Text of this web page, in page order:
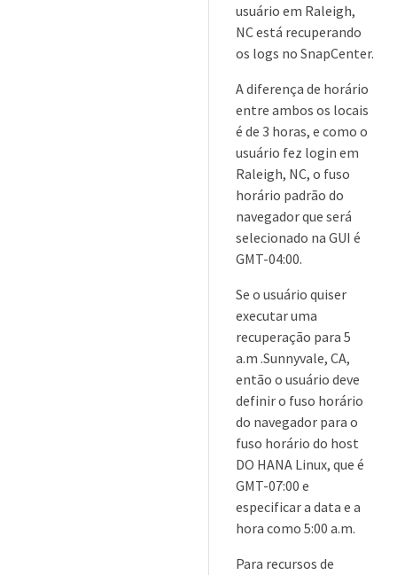
usuário em Raleigh,
NC está recuperando
os logs no SnapCenter.
A diferença de horário
entre ambos os locais
é de 3 horas, e como o
usuário fez login em
Raleigh, NC, o fuso
horário padrão do
navegador que será
selecionado na GUI é
GMT-04:00.
Se o usuário quiser
executar uma
recuperação para 5
a.m .Sunnyvale, CA,
então o usuário deve
definir o fuso horário
do navegador para o
fuso horário do host
DO HANA Linux, que é
GMT-07:00 e
especificar a data e a
hora como 5:00 a.m.
Para recursos de